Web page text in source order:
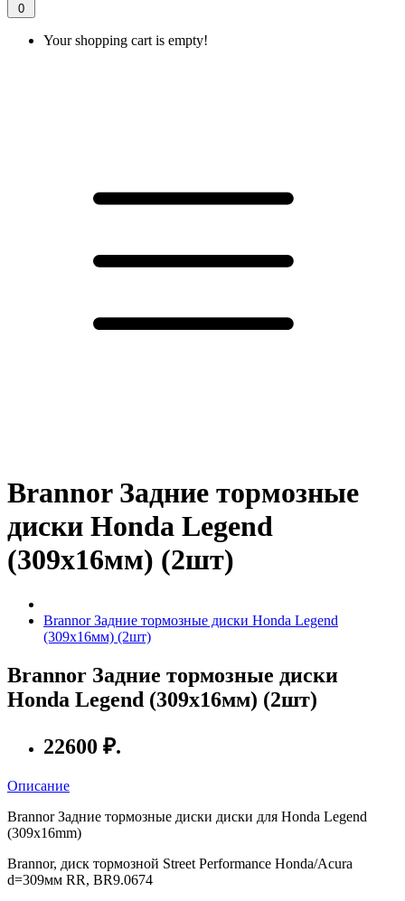
0
Your shopping cart is empty!
Brannor Задние тормозные
диски Honda Legend
(309x16мм) (2шт)
Brannor Задние тормозные диски Honda Legend
(309x16мм) (2шт)
Brannor Задние тормозные диски
Honda Legend (309x16мм) (2шт)
22600 ₽.
Описание
Brannor Задние тормозные диски диски для Honda Legend
(309x16mm)
Brannor, диск тормозной Street Performance Honda/Acura
d=309мм RR, BR9.0674